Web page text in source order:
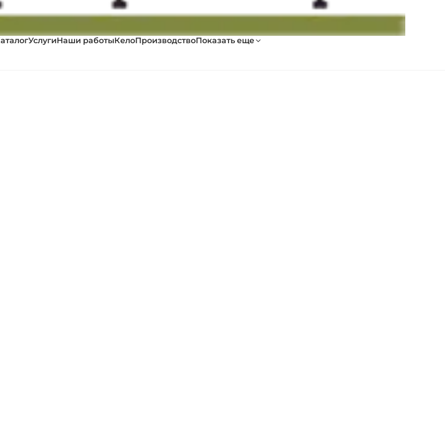
УслугиНаши работыКелоПроизводствоПоказать еще